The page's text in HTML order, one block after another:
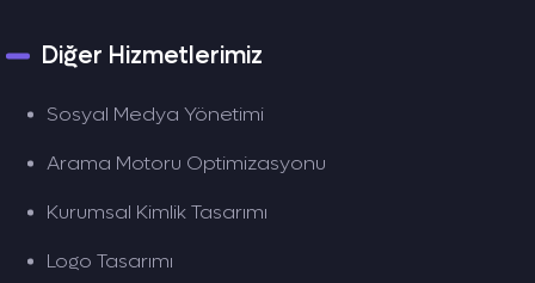
Diğer Hizmetlerimiz
Sosyal Medya Yönetimi
Arama Motoru Optimizasyonu
Kurumsal Kimlik Tasarımı
Logo Tasarımı